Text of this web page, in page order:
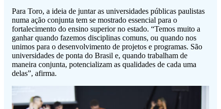
Para Toro, a ideia de juntar as universidades públicas paulistas
numa ação conjunta tem se mostrado essencial para o
fortalecimento do ensino superior no estado. “Temos muito a
ganhar quando fazemos disciplinas comuns, ou quando nos
unimos para o desenvolvimento de projetos e programas. São
universidades de ponta do Brasil e, quando trabalham de
maneira conjunta, potencializam as qualidades de cada uma
delas”, afirma.